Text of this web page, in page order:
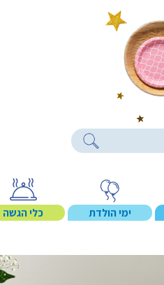
Search products
ימי הולדת כלי הגשה